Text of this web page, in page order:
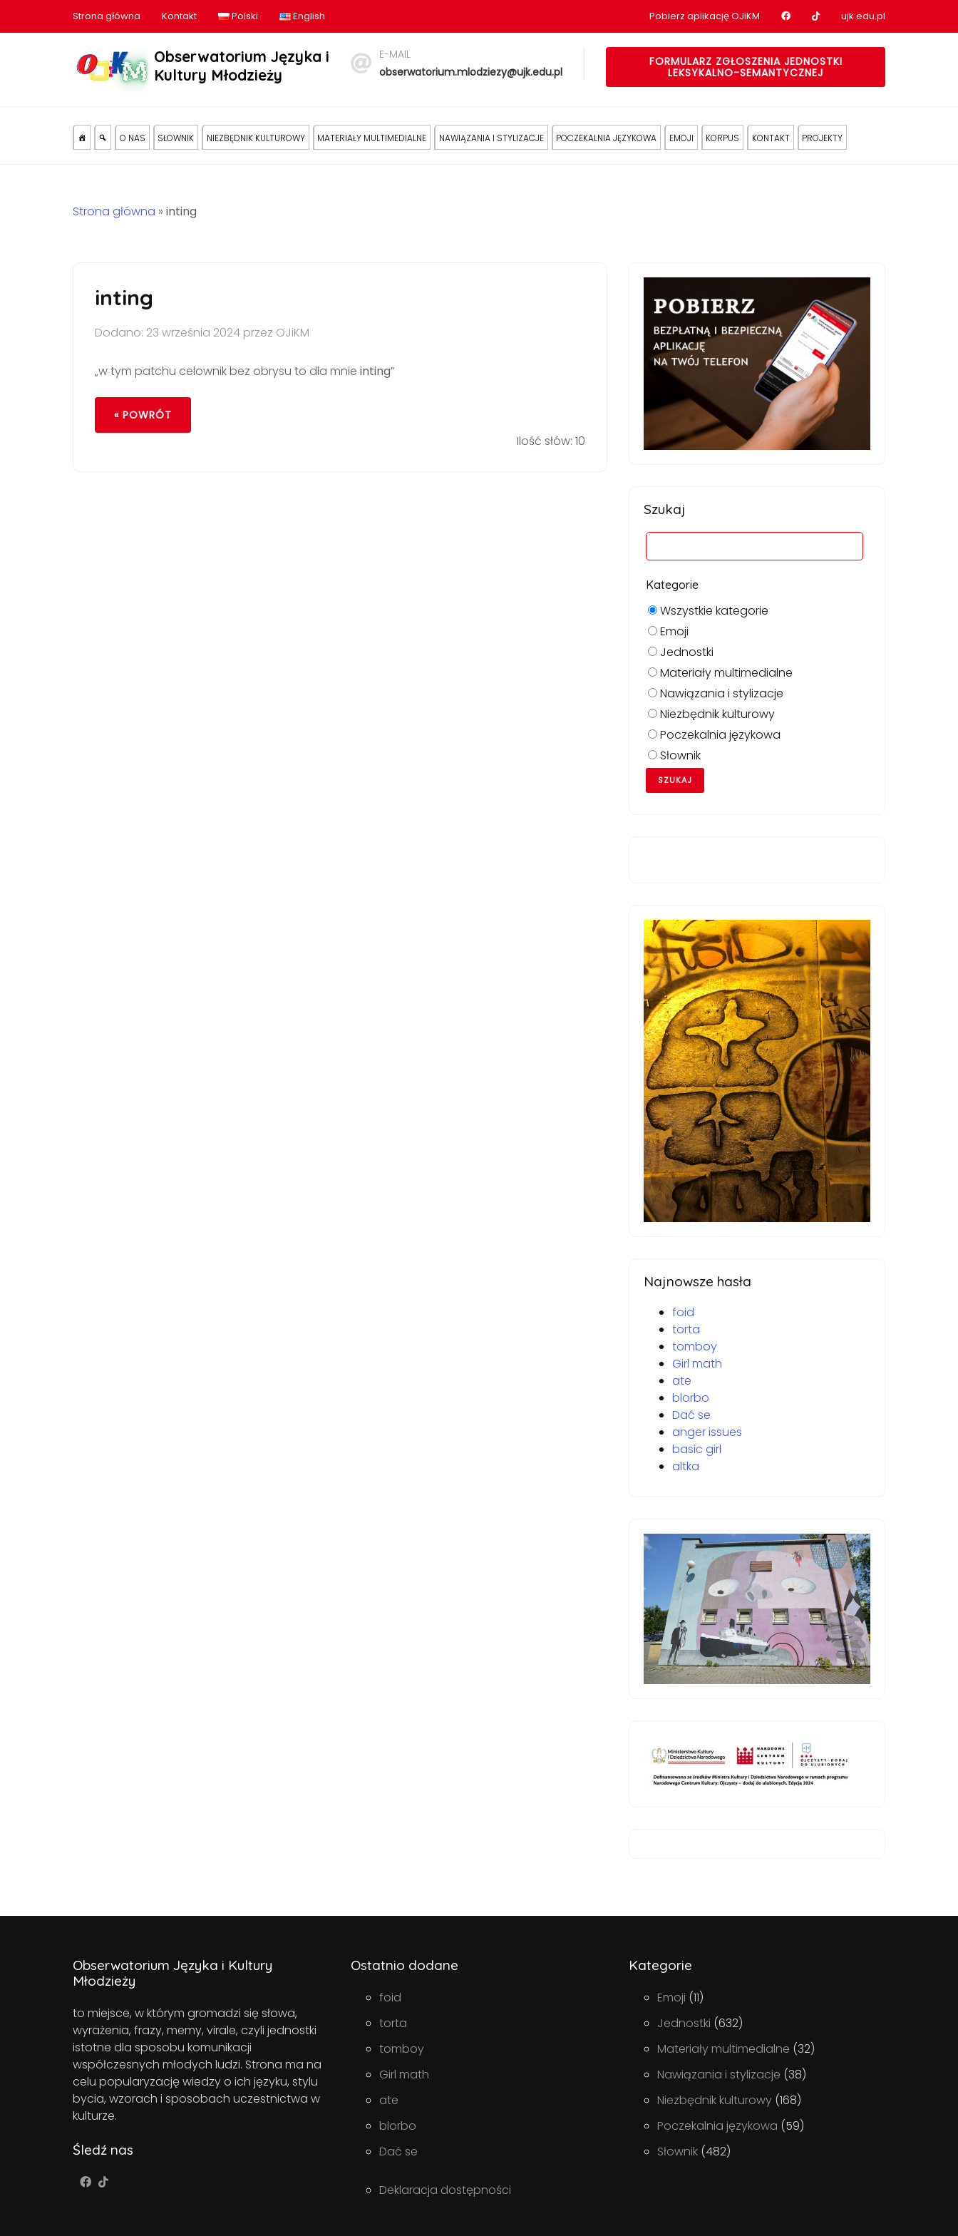
Strona główna Kontakt Polski English Pobierz aplikację OJiKM Nasz profil na Facebook
Nasz profil na tiktok
ujk.edu.pl
Obserwatorium Języka i
Kultury Młodzieży
E-MAIL
obserwatorium.mlodziezy@ujk.edu.pl
FORMULARZ ZGŁOSZENIA JEDNOSTKI
LEKSYKALNO-SEMANTYCZNEJ
O NAS SŁOWNIK NIEZBĘDNIK KULTUROWY MATERIAŁY MULTIMEDIALNE NAWIĄZANIA I STYLIZACJE POCZEKALNIA JĘZYKOWA EMOJI KORPUS KONTAKT PROJEKTY
Strona główna » inting
inting
Dodano: 23 września 2024 przez OJiKM
„w tym patchu celownik bez obrysu to dla mnie inting”
« POWRÓT
Ilość słów: 10
Szukaj
Kategorie
Wszystkie kategorie
Emoji
Jednostki
Materiały multimedialne
Nawiązania i stylizacje
Niezbędnik kulturowy
Poczekalnia językowa
Słownik
Najnowsze hasła
foid
torta
tomboy
Girl math
ate
blorbo
Dać se
anger issues
basic girl
altka
Obserwatorium Języka i Kultury
Młodzieży
to miejsce, w którym gromadzi się słowa,
wyrażenia, frazy, memy, virale, czyli jednostki
istotne dla sposobu komunikacji
współczesnych młodych ludzi. Strona ma na
celu popularyzację wiedzy o ich języku, stylu
bycia, wzorach i sposobach uczestnictwa w
kulturze.
Śledź nas
Ostatnio dodane
foid
torta
tomboy
Girl math
ate
blorbo
Dać se
Deklaracja dostępności
Kategorie
Emoji (11)
Jednostki (632)
Materiały multimedialne (32)
Nawiązania i stylizacje (38)
Niezbędnik kulturowy (168)
Poczekalnia językowa (59)
Słownik (482)